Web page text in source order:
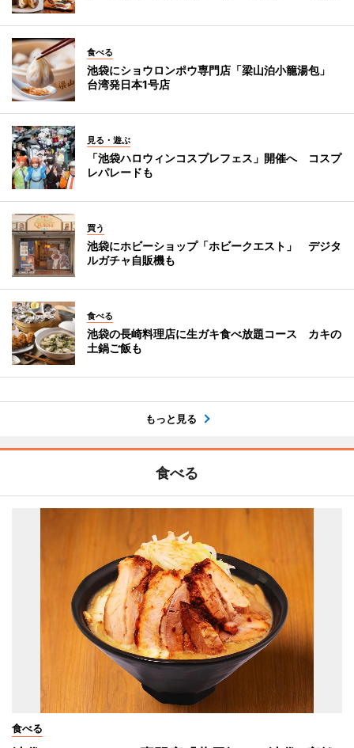
食べる
池袋にショウロンポウ専門店「梁山泊小籠湯包」
台湾発日本1号店
見る・遊ぶ
「池袋ハロウィンコスプレフェス」開催へ コスプ
レパレードも
買う
池袋にホビーショップ「ホビークエスト」 デジタ
ルガチャ自販機も
食べる
池袋の長崎料理店に生ガキ食べ放題コース カキの
土鍋ご飯も
もっと見る
食べる
食べる